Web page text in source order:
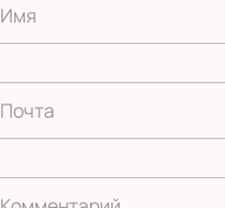
Имя
Почта